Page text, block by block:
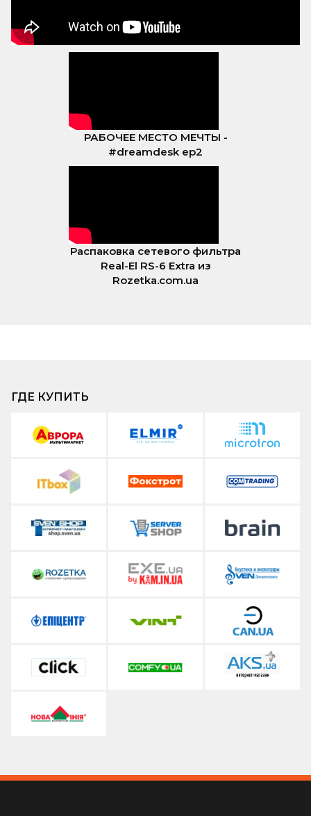
РАБОЧЕЕ МЕСТО МЕЧТЫ -
#dreamdesk ep2
Распаковка сетевого фильтра
Real-El RS-6 Extra из
Rozetka.com.ua
ГДЕ КУПИТЬ